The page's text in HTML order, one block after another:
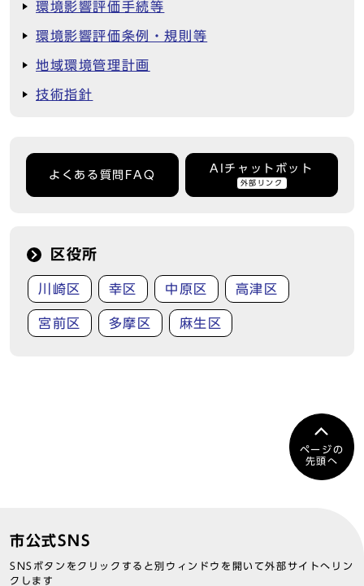
環境影響評価手続等
環境影響評価条例・規則等
地域環境管理計画
技術指針
よくある質問FAQ
AIチャットボット
外部リンク
区役所
川崎区 幸区 中原区 高津区
宮前区 多摩区 麻生区
ページの
先頭へ
市公式SNS
SNSボタンをクリックすると別ウィンドウを開いて外部サイトへリン
クします